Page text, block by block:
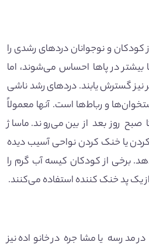
از کودکان و نوجوانان دردهای رشدی را
بیشتر در پاها احساس می‌شوند، اما
نیز گسترش یابند. دردهای رشد ناشی
و رباط‌ها است. آنها معمولاً
روز بعد از بین می‌روند. ماساژ
یا خنک کردن نواحی آسیب دیده
برخی از کودکان کیسه آب گرم را
یک پد خنک کننده استفاده می‌کنند.
مدرسه یا مشاجره در خانواده نیز